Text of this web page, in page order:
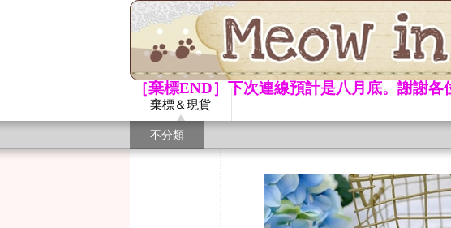
棄標＆現貨
不分類
［棄標END］下次連線預計是八月底。謝謝